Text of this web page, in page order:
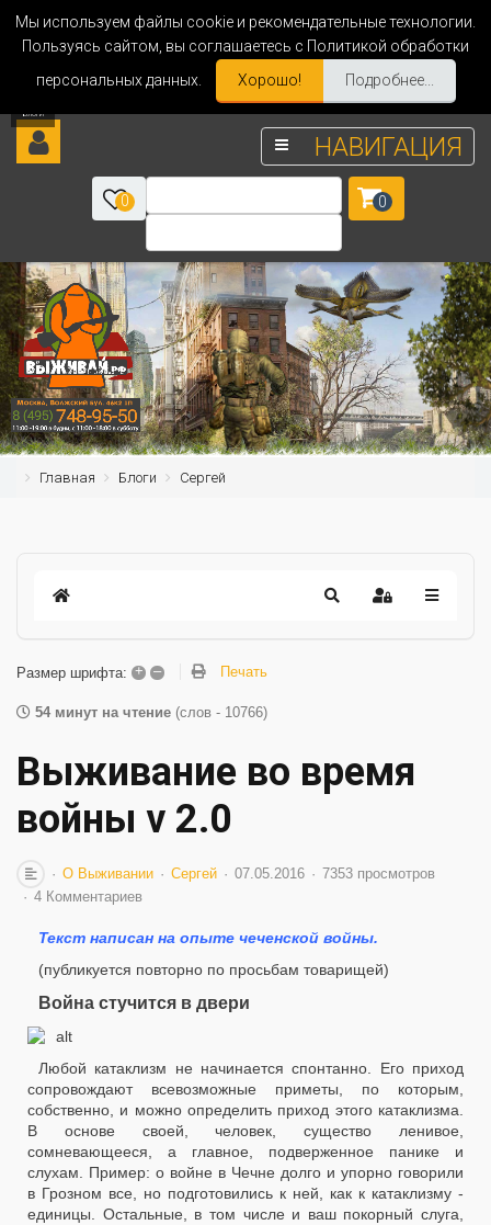
Мы используем файлы cookie и рекомендательные технологии.
Пользуясь сайтом, вы соглашаетесь с Политикой обработки
персональных данных.
Хорошо! Подробнее...
НАВИГАЦИЯ
0 0
Главная Блоги Сергей
Размер шрифта: + – Печать
54 минут на чтение (слов - 10766)
Выживание во время
войны v 2.0
О Выживании Сергей 07.05.2016
7353 просмотров
4 Комментариев
Текст написан на опыте чеченской войны.
(публикуется повторно по просьбам товарищей)
Война стучится в двери
Любой катаклизм не начинается спонтанно. Его приход
сопровождают всевозможные приметы, по которым,
собственно, и можно определить приход этого катаклизма.
В основе своей, человек, существо ленивое,
сомневающееся, а главное, подверженное панике и
слухам. Пример: о войне в Чечне долго и упорно говорили
в Грозном все, но подготовились к ней, как к катаклизму -
единицы. Остальные, в том числе и ваш покорный слуга,